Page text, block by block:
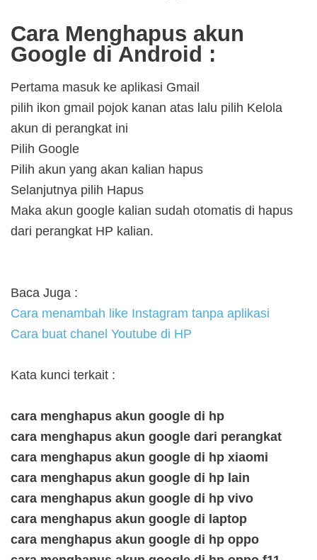
Cara Menghapus akun
Google di Android :
Pertama masuk ke aplikasi Gmail
pilih ikon gmail pojok kanan atas lalu pilih Kelola
akun di perangkat ini
Pilih Google
Pilih akun yang akan kalian hapus
Selanjutnya pilih Hapus
Maka akun google kalian sudah otomatis di hapus
dari perangkat HP kalian.
Baca Juga :
Cara menambah like Instagram tanpa aplikasi
Cara buat chanel Youtube di HP
Kata kunci terkait :
cara menghapus akun google di hp
cara menghapus akun google dari perangkat
cara menghapus akun google di hp xiaomi
cara menghapus akun google di hp lain
cara menghapus akun google di hp vivo
cara menghapus akun google di laptop
cara menghapus akun google di hp oppo